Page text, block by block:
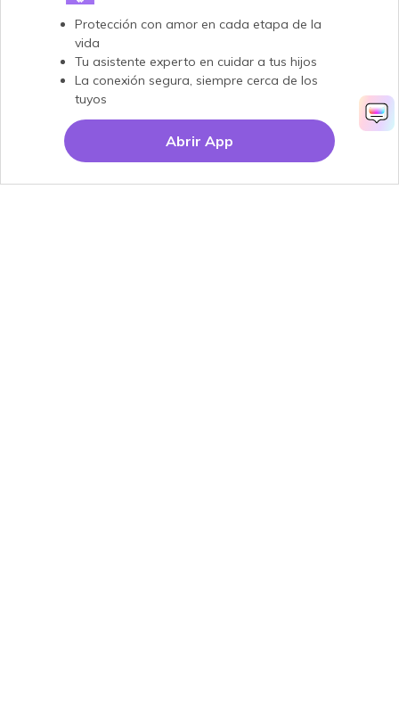
Protección con amor en cada etapa de la
vida
Tu asistente experto en cuidar a tus hijos
La conexión segura, siempre cerca de los
tuyos
Abrir App